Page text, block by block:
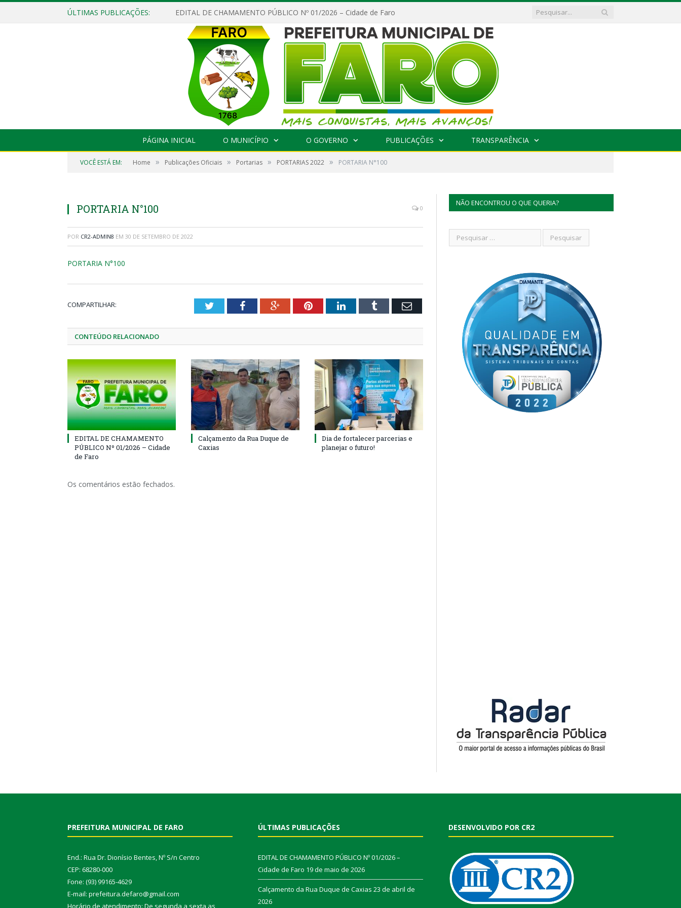
ÚLTIMAS PUBLICAÇÕES: EDITAL DE CHAMAMENTO PÚBLICO Nº 01/2026 – Cidade de Faro
PÁGINA INICIAL O MUNICÍPIO O GOVERNO PUBLICAÇÕES TRANSPARÊNCIA
VOCÊ ESTÁ EM: Home » Publicações Oficiais » Portarias » PORTARIAS 2022 » PORTARIA N°100
PORTARIA N°100 0
POR CR2-ADMIN8 EM 30 DE SETEMBRO DE 2022
PORTARIA N°100
COMPARTILHAR: TwitterFacebookGoogle+PinterestLinkedInTumblr Email
CONTEÚDO RELACIONADO
EDITAL DE CHAMAMENTO
PÚBLICO Nº 01/2026 – Cidade
de Faro
Calçamento da Rua Duque de
Caxias
Dia de fortalecer parcerias e
planejar o futuro!
Os comentários estão fechados.
NÃO ENCONTROU O QUE QUERIA?
PREFEITURA MUNICIPAL DE FARO
End.: Rua Dr. Dionísio Bentes, Nº S/n Centro
CEP: 68280-000
Fone: (93) 99165-4629
E-mail: prefeitura.defaro@gmail.com
Horário de atendimento: De segunda a sexta as
ÚLTIMAS PUBLICAÇÕES
EDITAL DE CHAMAMENTO PÚBLICO Nº 01/2026 –
Cidade de Faro 19 de maio de 2026
Calçamento da Rua Duque de Caxias 23 de abril de
2026
DESENVOLVIDO POR CR2